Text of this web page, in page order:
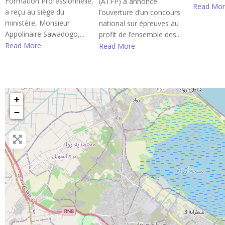
a reçu au siège du
ministère, Monsieur
Appolinaire Sawadogo,...
Read More
l’ouverture d’un concours
national sur épreuves au
profit de l’ensemble des...
Read More
Read
+
−